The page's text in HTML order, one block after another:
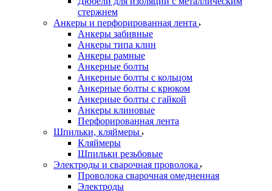
стержнем
Анкеры и перфорированная лента
Анкеры забивные
Анкеры типа клин
Анкеры рамные
Анкерные болты
Анкерные болты с кольцом
Анкерные болты с крюком
Анкерные болты с гайкой
Анкеры клиновые
Перфорированная лента
Шпильки, кляймеры
Кляймеры
Шпильки резьбовые
Электроды и сварочная проволока
Проволока сварочная омедненная
Электроды